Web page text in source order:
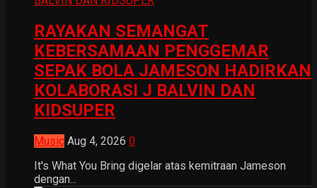
RAYAKAN SEMANGAT
KEBERSAMAAN PENGGEMAR
SEPAK BOLA JAMESON HADIRKAN
KOLABORASI J BALVIN DAN
KIDSUPER
Music Aug 4, 2026 0
It's What You Bring digelar atas kemitraan Jameson
dengan...